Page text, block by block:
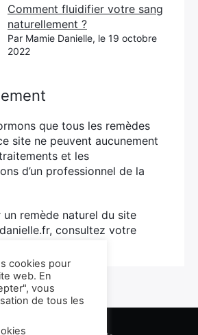
Comment fluidifier votre sang
naturellement ?
Par Mamie Danielle, le 19 octobre
2022
que tous les remèdes
site ne peuvent aucunement
et les
d’un professionnel de la
un remède naturel du site
consultez votre
cookies pour
web. En
vous
de tous les